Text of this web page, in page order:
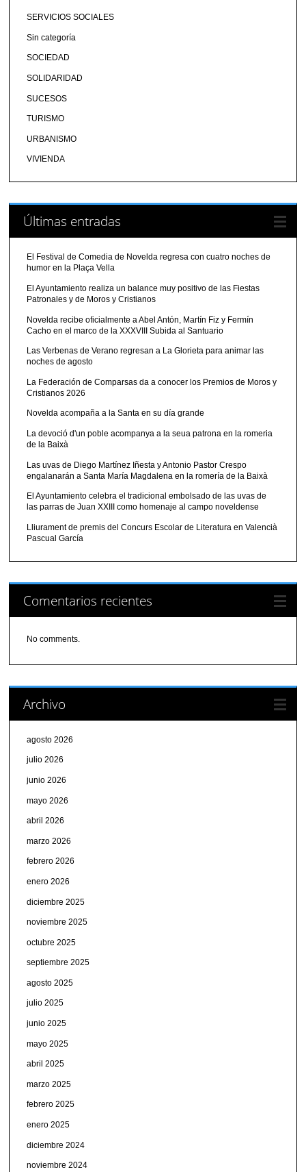
SERVICIOS SOCIALES
Sin categoría
SOCIEDAD
SOLIDARIDAD
SUCESOS
TURISMO
URBANISMO
VIVIENDA
Últimas entradas
El Festival de Comedia de Novelda regresa con cuatro noches de
humor en la Plaça Vella
El Ayuntamiento realiza un balance muy positivo de las Fiestas
Patronales y de Moros y Cristianos
Novelda recibe oficialmente a Abel Antón, Martín Fiz y Fermín
Cacho en el marco de la XXXVIII Subida al Santuario
Las Verbenas de Verano regresan a La Glorieta para animar las
noches de agosto
La Federación de Comparsas da a conocer los Premios de Moros y
Cristianos 2026
Novelda acompaña a la Santa en su día grande
La devoció d'un poble acompanya a la seua patrona en la romeria
de la Baixà
Las uvas de Diego Martínez Iñesta y Antonio Pastor Crespo
engalanarán a Santa María Magdalena en la romería de la Baixà
El Ayuntamiento celebra el tradicional embolsado de las uvas de
las parras de Juan XXIII como homenaje al campo noveldense
Lliurament de premis del Concurs Escolar de Literatura en Valencià
Pascual García
Comentarios recientes
No comments.
Archivo
agosto 2026
julio 2026
junio 2026
mayo 2026
abril 2026
marzo 2026
febrero 2026
enero 2026
diciembre 2025
noviembre 2025
octubre 2025
septiembre 2025
agosto 2025
julio 2025
junio 2025
mayo 2025
abril 2025
marzo 2025
febrero 2025
enero 2025
diciembre 2024
noviembre 2024